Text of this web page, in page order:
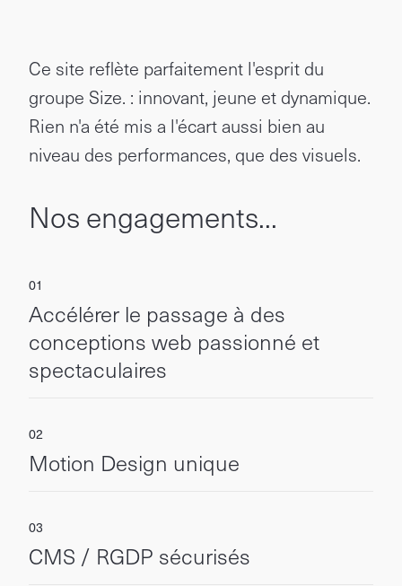
Ce site reflète parfaitement l'esprit du
groupe Size. : innovant, jeune et dynamique.
Rien n'a été mis a l'écart aussi bien au
niveau des performances, que des visuels.
Nos engagements...
Accélérer le passage à des
conceptions web passionné et
spectaculaires
Motion Design unique
CMS / RGDP sécurisés